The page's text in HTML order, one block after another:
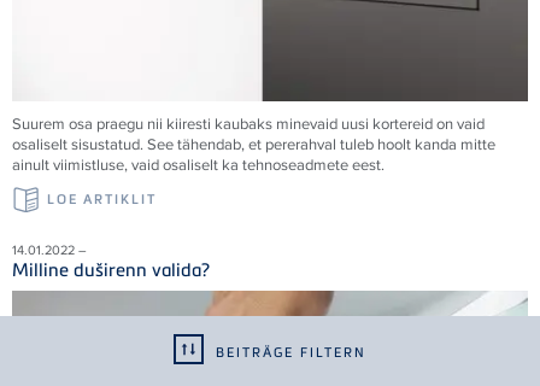
BEITRÄGE FILTERN
Suurem osa praegu nii kiiresti kaubaks minevaid uusi kortereid on vaid
osaliselt sisustatud. See tähendab, et pererahval tuleb hoolt kanda mitte
ainult viimistluse, vaid osaliselt ka tehnoseadmete eest.
LOE ARTIKLIT
14.01.2022 –
Milline duširenn valida?